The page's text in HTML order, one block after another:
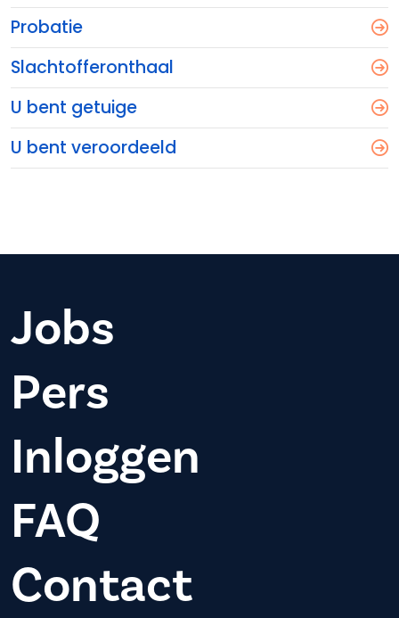
Probatie
Slachtofferonthaal
U bent getuige
U bent veroordeeld
Jobs
Pers
Inloggen
FAQ
Contact